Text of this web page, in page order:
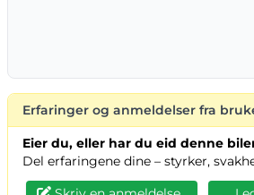
Erfaringer og anmeldelser fra
Eier du, eller har du eid denne
Del erfaringene dine – styrker,